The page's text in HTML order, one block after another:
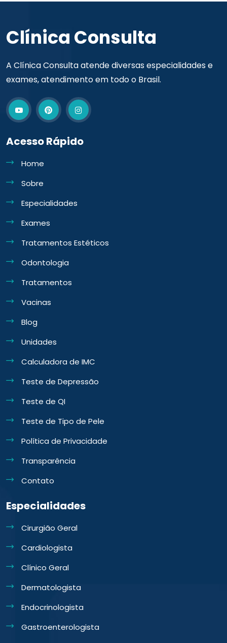
Clínica Consulta
A Clínica Consulta atende diversas especialidades e
exames, atendimento em todo o Brasil.
Acesso Rápido
Home
Sobre
Especialidades
Exames
Tratamentos Estéticos
Odontologia
Tratamentos
Vacinas
Blog
Unidades
Calculadora de IMC
Teste de Depressão
Teste de QI
Teste de Tipo de Pele
Política de Privacidade
Transparência
Contato
Especialidades
Cirurgião Geral
Cardiologista
Clínico Geral
Dermatologista
Endocrinologista
Gastroenterologista